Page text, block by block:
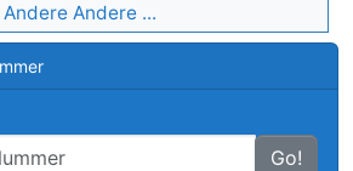
Andere ...
Go!